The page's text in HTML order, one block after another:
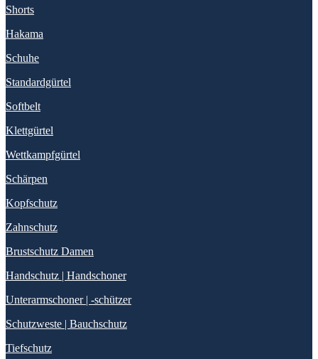
Shorts
Hakama
Schuhe
Standardgürtel
Softbelt
Klettgürtel
Wettkampfgürtel
Schärpen
Kopfschutz
Zahnschutz
Brustschutz Damen
Handschutz | Handschoner
Unterarmschoner | -schützer
Schutzweste | Bauchschutz
Tiefschutz